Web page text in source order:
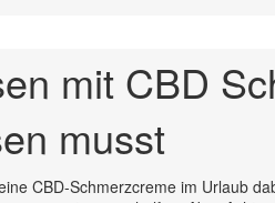
mit CBD
musst
CBD-Schmerzcreme im Urlaub